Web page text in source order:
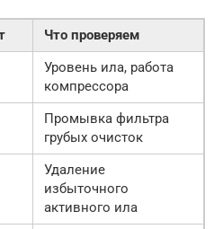
Что проверяем
Уровень ила, работа
компрессора
Промывка фильтра
грубых очисток
Удаление
избыточного
активного ила